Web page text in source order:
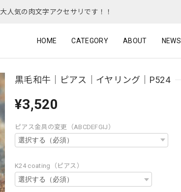
大人気の肉文字アクセサリです！！
HOME CATEGORY ABOUT NEWS
黒毛和牛｜ピアス｜イヤリング｜P524
¥3,520
ピアス金具の変更（ABCDEFGIJ）
K24 coating（ピアス）